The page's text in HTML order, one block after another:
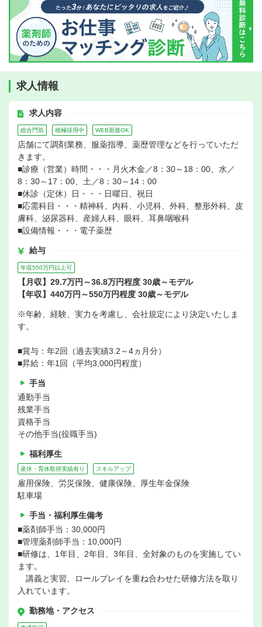
求人情報
求人内容
総合門前 積極採用中 WEB面接OK
店舗にて調剤業務、服薬指導、薬歴管理などを行っていただ
きます。
■診療（営業）時間・・・月火木金／8：30～18：00、水／
8：30～17：00、土／8：30～14：00
■休診（定休）日・・・日曜日、祝日
■応需科目・・・精神科、内科、小児科、外科、整形外科、皮
膚科、泌尿器科、産婦人科、眼科、耳鼻咽喉科
■設備情報・・・電子薬歴
給与
年収550万円以上可
【月収】29.7万円～36.8万円程度 30歳～モデル
【年収】440万円～550万円程度 30歳～モデル
※年齢、経験、実力を考慮し、会社規定により決定いたしま
す。
■賞与：年2回（過去実績3.2～4ヵ月分）
■昇給：年1回（平均3,000円程度）
手当
通勤手当
残業手当
資格手当
その他手当(役職手当)
福利厚生
産休・育休取得実績有り スキルアップ
雇用保険、労災保険、健康保険、厚生年金保険
駐車場
手当・福利厚生備考
■薬剤師手当：30,000円
■管理薬剤師手当：10,000円
■研修は、1年目、2年目、3年目、全対象のものを実施してい
ます。
講義と実習、ロールプレイを重ね合わせた研修方法を取り
入れています。
勤務地・アクセス